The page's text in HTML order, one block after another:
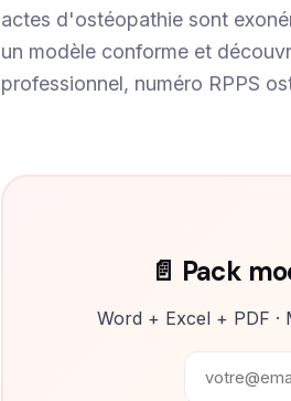
actes d'ostéopathie sont
un modèle conforme et
professionnel, numéro RPPS
📄 Pack
Word + Excel + PDF ·